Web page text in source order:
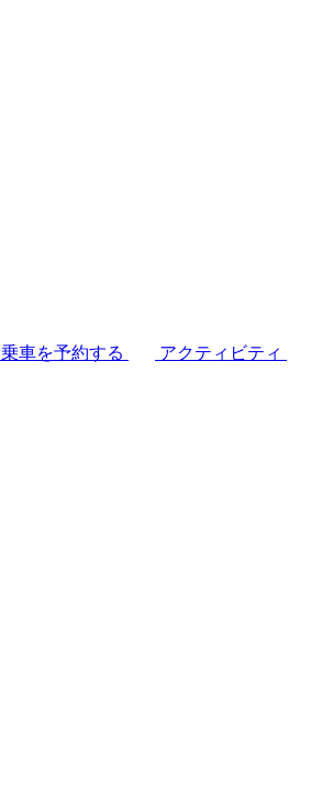
乗車を予約する アクティビティ